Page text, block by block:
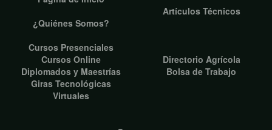
¿Quiénes Somos?
Artículos Técnicos
Cursos Presenciales
Cursos Online
Diplomados y Maestrías
Giras Tecnológicas
Virtuales
Directorio Agrícola
Bolsa de Trabajo